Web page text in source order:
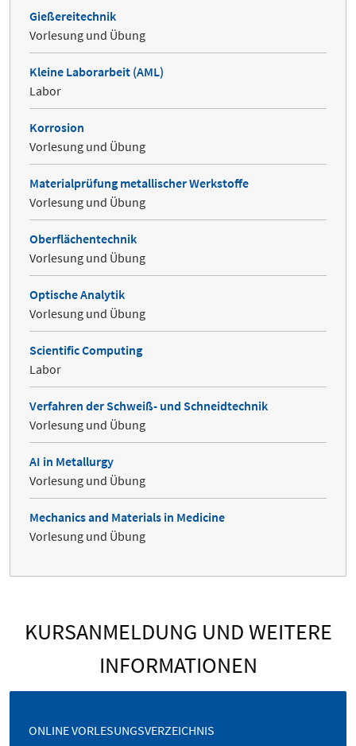
Gießereitechnik
Vorlesung und Übung
Kleine Laborarbeit (AML)
Labor
Korrosion
Vorlesung und Übung
Materialprüfung metallischer Werkstoffe
Vorlesung und Übung
Oberflächentechnik
Vorlesung und Übung
Optische Analytik
Vorlesung und Übung
Scientific Computing
Labor
Verfahren der Schweiß- und Schneidtechnik
Vorlesung und Übung
AI in Metallurgy
Vorlesung und Übung
Mechanics and Materials in Medicine
Vorlesung und Übung
KURSANMELDUNG UND WEITERE
INFORMATIONEN
ONLINE VORLESUNGSVERZEICHNIS